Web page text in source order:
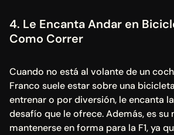
4. Le Encanta Andar en
Como Correr
Cuando no está al volante de un
Franco suele estar sobre una
entrenar o por diversión, le encanta
desafío que le ofrece. Además, es su
mantenerse en forma para la F1, ya